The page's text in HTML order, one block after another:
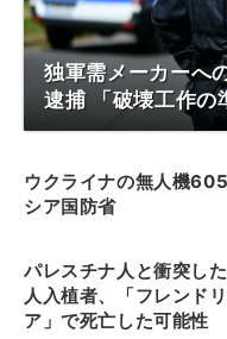
独軍需メーカーへ
逮捕 「破壊工作の
ウクライナの無人機
シア国防省
パレスチナ人と衝突し
人入植者、「フレンド
ア」で死亡した可能性